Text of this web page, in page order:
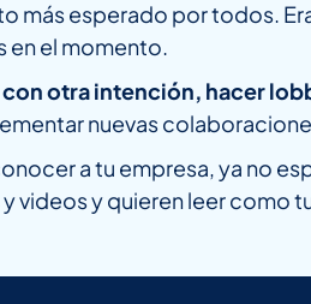
más esperado por todos.
en el momento.
con otra intención, hacer
nuevas
a tu empresa, ya no
videos y quieren leer como